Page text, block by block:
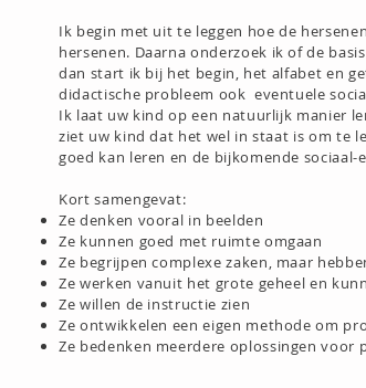
Ik begin met uit te leggen hoe de
hersenen. Daarna onderzoek ik of de
dan start ik bij het begin, het alfabet en
didactische probleem ook eventuele
Ik laat uw kind op een natuurlijk manier
ziet uw kind dat het wel in staat is om te
goed kan leren en de bijkomende
Kort samengevat:
Ze denken vooral in beelden
Ze kunnen goed met ruimte omgaan
Ze begrijpen complexe zaken, maar
Ze werken vanuit het grote geheel en
Ze willen de instructie zien
Ze ontwikkelen een eigen methode om
Ze bedenken meerdere oplossingen voor